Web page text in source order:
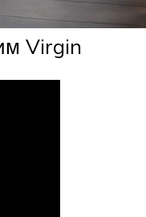
Virgin